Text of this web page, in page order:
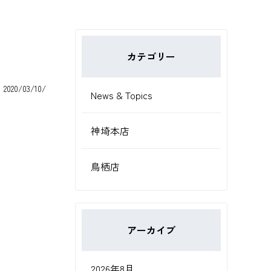
2020/03/10/
カテゴリー
News & Topics
神埼本店
鳥栖店
アーカイブ